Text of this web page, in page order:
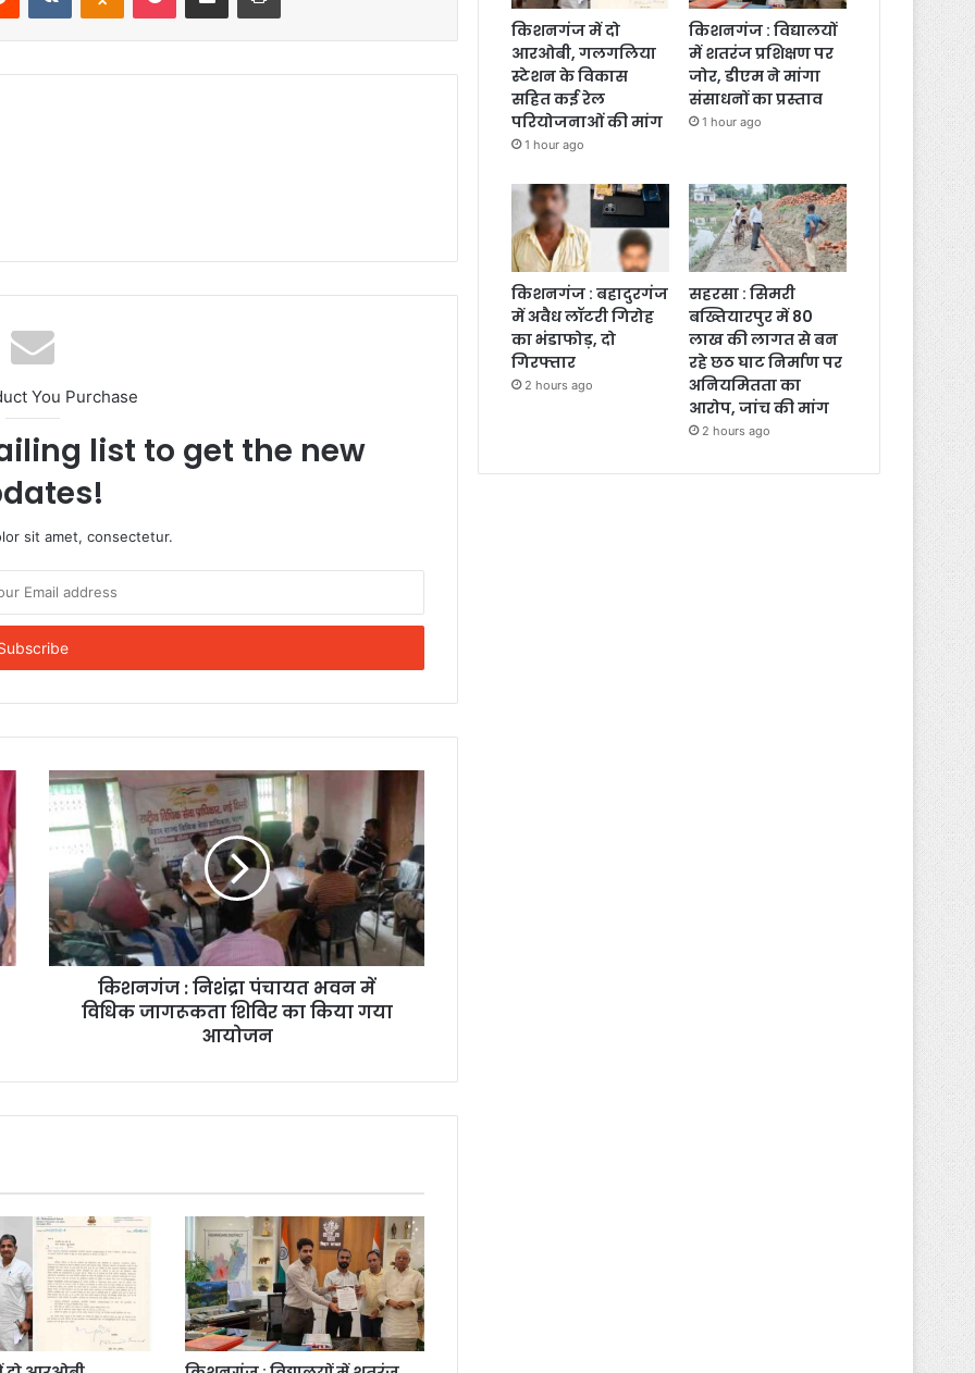
You Purchase
list to get the new
sit amet, consectetur.
किशनगंज : निशंद्रा पंचायत भवन में
विधिक जागरूकता शिविर का किया गया
आयोजन
किशनगंज में दो
आरओबी, गलगलिया
स्टेशन के विकास
सहित कई रेल
परियोजनाओं की मांग
1 hour ago
किशनगंज : विद्यालयों
में शतरंज प्रशिक्षण पर
जोर, डीएम ने मांगा
संसाधनों का प्रस्ताव
1 hour ago
किशनगंज : बहादुरगंज
में अवैध लॉटरी गिरोह
का भंडाफोड़, दो
गिरफ्तार
2 hours ago
सहरसा : सिमरी
बख्तियारपुर में 80
लाख की लागत से बन
रहे छठ घाट निर्माण पर
अनियमितता का
आरोप, जांच की मांग
2 hours ago